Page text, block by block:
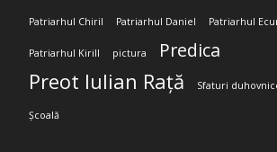
Patriarhul Chiril Patriarhul Daniel Patriarhul
Patriarhul Kirill pictura Predica
Preot Iulian Rață Sfaturi
Școală